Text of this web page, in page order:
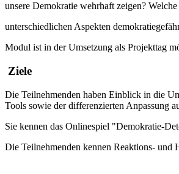
unsere Demokratie wehrhaft zeigen?
unterschiedlichen Aspekten
Modul ist in der Umsetzung als Projekttag
Ziele
Die Teilnehmenden haben Einblick in die
Tools sowie der differenzierten Anpassung
Sie kennen das Onlinespiel "Demokratie-
Die Teilnehmenden kennen Reaktions-